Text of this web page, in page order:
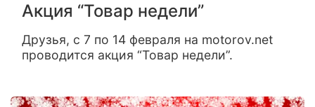
Акция “Товар недели”
Друзья, с 7 по 14 февраля на motorov.net
проводится акция “Товар недели”.